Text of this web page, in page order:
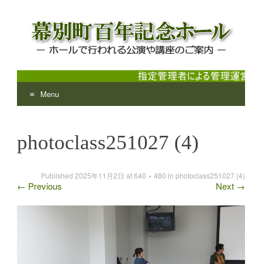
幕別町百年記念ホール
ホールで行われる公演や講座のご案内
Menu
content
photoclass251027 (4)
Published 2025年11月2日 at640 × 480 in photoclass251027 (4)
← Previous Next →